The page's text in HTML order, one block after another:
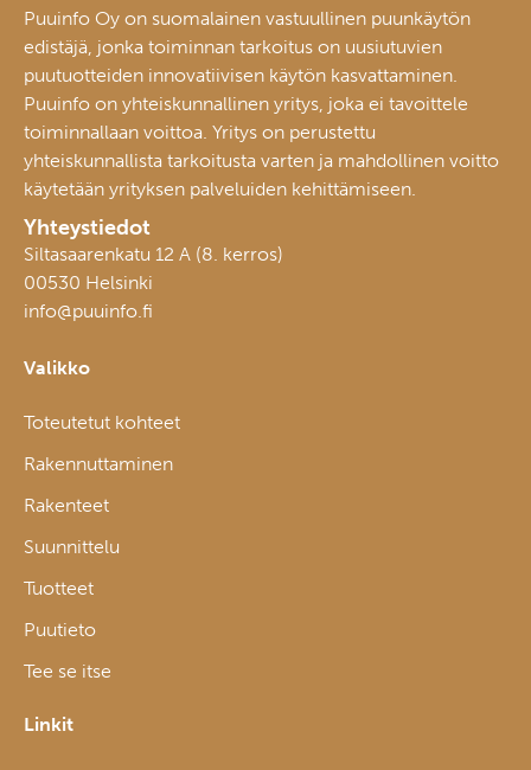
Puuinfo Oy on suomalainen vastuullinen puunkäytön
edistäjä, jonka toiminnan tarkoitus on uusiutuvien
puutuotteiden innovatiivisen käytön kasvattaminen.
Puuinfo on yhteiskunnallinen yritys, joka ei tavoittele
toiminnallaan voittoa. Yritys on perustettu
yhteiskunnallista tarkoitusta varten ja mahdollinen voitto
käytetään yrityksen palveluiden kehittämiseen.
Yhteystiedot
Siltasaarenkatu 12 A (8. kerros)
00530 Helsinki
info@puuinfo.fi
Valikko
Toteutetut kohteet
Rakennuttaminen
Rakenteet
Suunnittelu
Tuotteet
Puutieto
Tee se itse
Linkit